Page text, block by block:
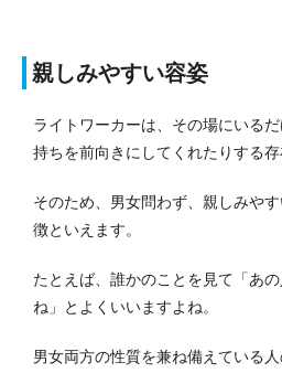
親しみやすい容姿
ライトワーカーは、その場にいる
持ちを前向きにしてくれたりする存
そのため、男女問わず、親しみや
徴といえます。
たとえば、誰かのことを見て「あ
ね」とよくいいますよね。
男女両方の性質を兼ね備えている